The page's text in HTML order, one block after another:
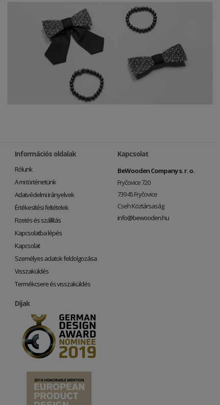
Információs oldalak
Rólunk
A mi történetünk
Adatvédelmi irányelvek
Értékesítési feltételek
Fizetés és szállítás
Kapcsolatba lépés
Kapcsolat
Személyes adatok feldolgozása
Visszaküldés
Termékcsere és visszaküldés
Kapcsolat
BeWooden Company s. r. o.
Fryčovice 720
739 45 Fryčovice
Cseh Köztársaság
info@bewooden.hu
Díjak